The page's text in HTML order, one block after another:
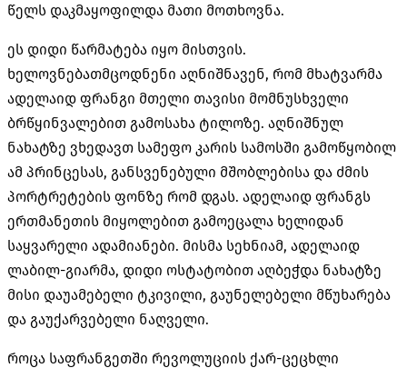
წელს დაკმაყოფილდა მათი მოთხოვნა.
ეს დიდი წარმატება იყო მისთვის.
ხელოვნებათმცოდნენი აღნიშნავენ, რომ მხატვარმა
ადელაიდ ფრანგი მთელი თავისი მომნუსხველი
ბრწყინვალებით გამოსახა ტილოზე. აღნიშნულ
ნახატზე ვხედავთ სამეფო კარის სამოსში გამოწყობილ
ამ პრინცესას, განსვენებული მშობლებისა და ძმის
პორტრეტების ფონზე რომ დგას. ადელაიდ ფრანგს
ერთმანეთის მიყოლებით გამოეცალა ხელიდან
საყვარელი ადამიანები. მისმა სეხნიამ, ადელაიდ
ლაბილ-გიარმა, დიდი ოსტატობით აღბეჭდა ნახატზე
მისი დაუამებელი ტკივილი, გაუნელებელი მწუხარება
და გაუქარვებელი ნაღველი.
როცა საფრანგეთში რევოლუციის ქარ-ცეცხლი